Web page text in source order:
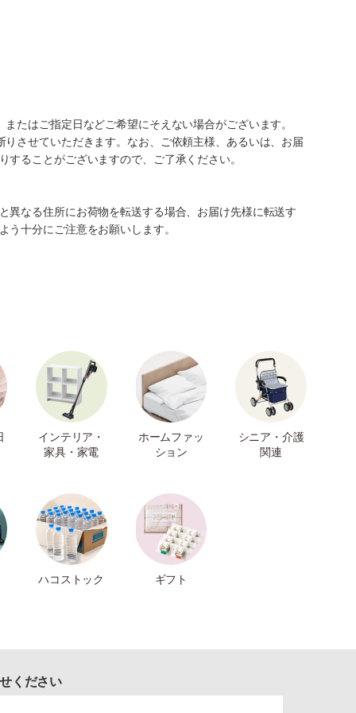
たはご指定日などご希望にそえない場合がございます。
させていただきます。なお、ご依頼主様、あるいは、お届
ることがございますので、ご了承ください。
異なる住所にお荷物を転送する場合、お届け先様に転送す
十分にご注意をお願いします。
インテリア・
家具・家電
ホームファッ
ション
シニア・介護
関連
ハコストック ギフト
ください